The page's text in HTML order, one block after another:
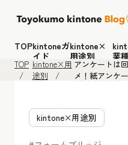
TOPkintoneガ
イド
kintone×
用途別
業
TOP kintone×用
途別
アンケートは
メ！紙アンケ
kintone×用途別